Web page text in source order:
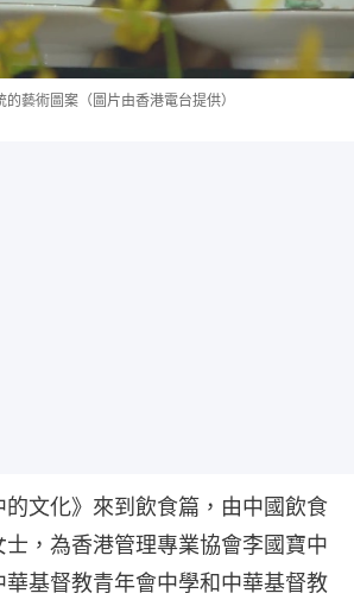
藝術圖案（圖片由香港電台提供）
文化》來到飲食篇，由中國飲食
，為香港管理專業協會李國寶中
基督教青年會中學和中華基督教